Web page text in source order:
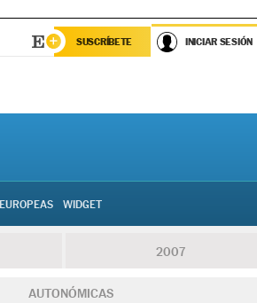
SUSCRÍBETE INICIAR SESIÓN
EUROPEAS WIDGET
2007
AUTONÓMICAS